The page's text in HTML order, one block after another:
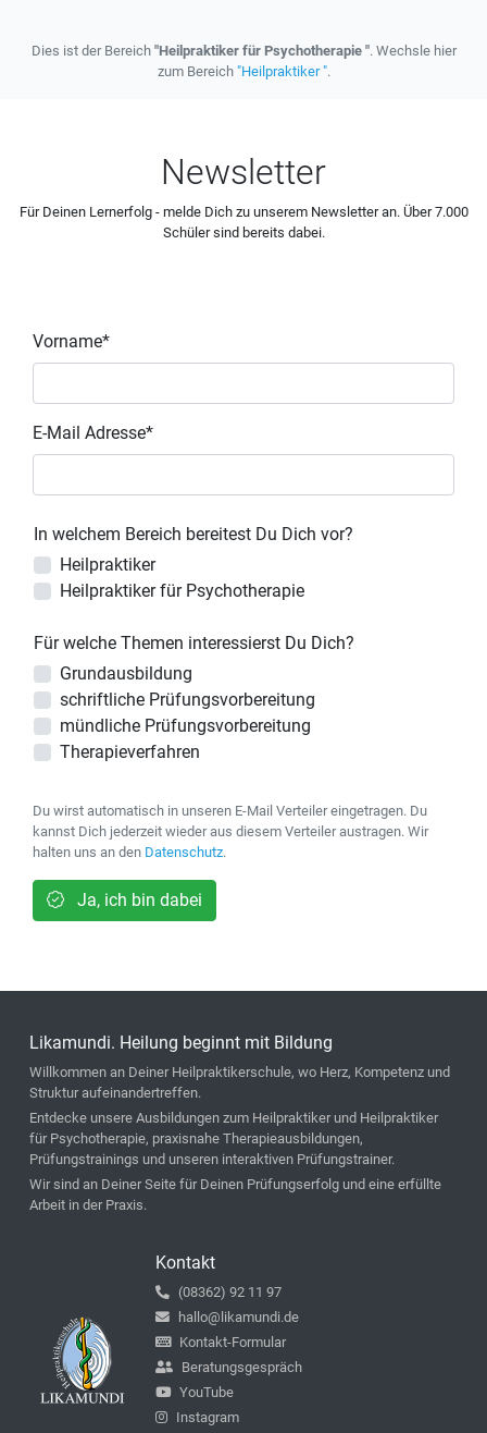
Dies ist der Bereich "Heilpraktiker für Psychotherapie ". Wechsle hier
zum Bereich "Heilpraktiker ".
Newsletter
Für Deinen Lernerfolg - melde Dich zu unserem Newsletter an. Über 7.000
Schüler sind bereits dabei.
Vorname*
E-Mail Adresse*
In welchem Bereich bereitest Du Dich vor?
Heilpraktiker
Heilpraktiker für Psychotherapie
Für welche Themen interessierst Du Dich?
Grundausbildung
schriftliche Prüfungsvorbereitung
mündliche Prüfungsvorbereitung
Therapieverfahren
Du wirst automatisch in unseren E-Mail Verteiler eingetragen. Du
kannst Dich jederzeit wieder aus diesem Verteiler austragen. Wir
halten uns an den Datenschutz.
Ja, ich bin dabei
Likamundi. Heilung beginnt mit Bildung
Willkommen an Deiner Heilpraktikerschule, wo Herz, Kompetenz und
Struktur aufeinandertreffen.
Entdecke unsere Ausbildungen zum Heilpraktiker und Heilpraktiker
für Psychotherapie, praxisnahe Therapieausbildungen,
Prüfungstrainings und unseren interaktiven Prüfungstrainer.
Wir sind an Deiner Seite für Deinen Prüfungserfolg und eine erfüllte
Arbeit in der Praxis.
Kontakt
(08362) 92 11 97
hallo@likamundi.de
Kontakt-Formular
Beratungsgespräch
YouTube
Instagram